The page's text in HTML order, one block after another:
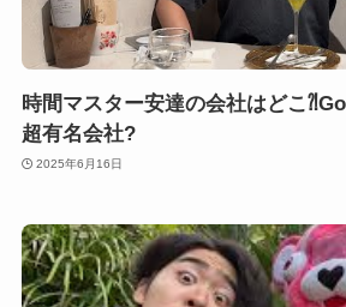
時間マスター安達の会社はどこ
超有名会社?
2025年6月16日